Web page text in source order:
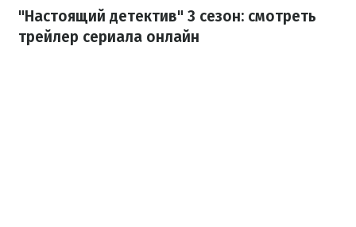
"Настоящий детектив" 3 сезон: смотреть
трейлер сериала онлайн